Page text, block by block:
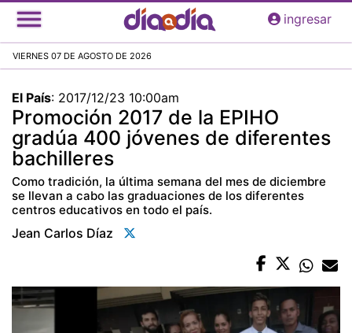
Pasar
al
principal
ingresar
VIERNES 07 DE AGOSTO DE 2026
El País: 2017/12/23 10:00am
Promoción 2017 de la EPIHO
gradúa 400 jóvenes de diferentes
bachilleres
Como tradición, la última semana del mes de diciembre
se llevan a cabo las graduaciones de los diferentes
centros educativos en todo el país.
Jean Carlos Díaz